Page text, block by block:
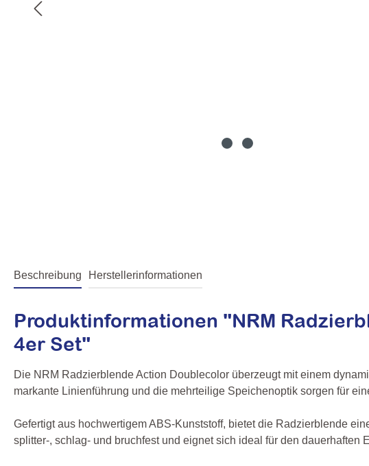
Beschreibung Herstellerinformationen
Produktinformationen "NRM
4er Set"
Die NRM Radzierblende Action Doublecolor überzeugt mit einem
markante Linienführung und die mehrteilige Speichenoptik sorgen für
Gefertigt aus hochwertigem ABS-Kunststoff, bietet die Radzierblende
splitter-, schlag- und bruchfest und eignet sich ideal für den dauerhaften